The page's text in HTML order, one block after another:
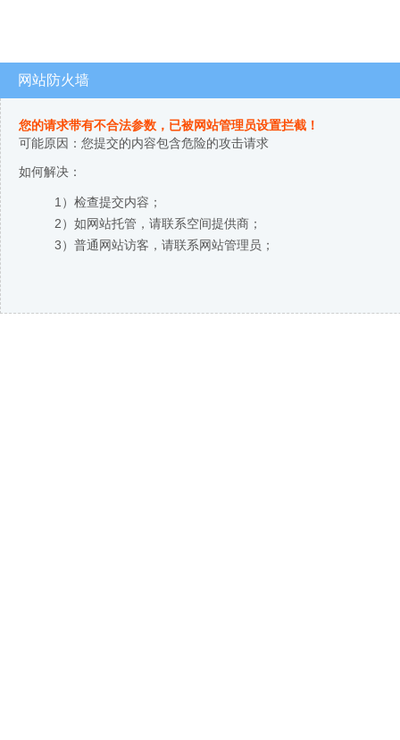
网站防火墙
您的请求带有不合法参数，已被网站管理员设置拦截！
可能原因：您提交的内容包含危险的攻击请求
如何解决：
1）检查提交内容；
2）如网站托管，请联系空间提供商；
3）普通网站访客，请联系网站管理员；